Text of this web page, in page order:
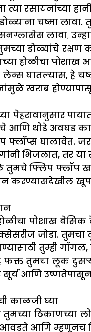
त्या रसायनांच्या
चष्मा लावा.
लावा,
डोळ्यांचे रक्षण
होळीचा पोशाख
लेन्स घातल्यास, हे
खराब
पेहरावानुसार
आणि थोडे अवघड
फ्लॉप्स घालावेत.
भिजलात, तर
फ्लिप फ्लॉप
करण्यासदेखील
पोशाख बेसिक
जोडा.
तुम्ही गॉगल,
फक्त तुमचा लूक
सूर्य आणि
काळजी घ्या
ठिकाणच्या
आणि म्हणूनच